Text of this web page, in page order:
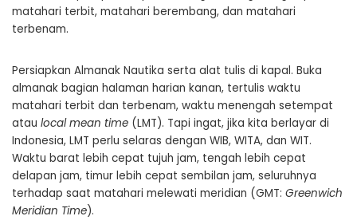
matahari terbit, matahari berembang, dan matahari
terbenam.
Persiapkan Almanak Nautika serta alat tulis di kapal. Buka
almanak bagian halaman harian kanan, tertulis waktu
matahari terbit dan terbenam, waktu menengah setempat
atau local mean time (LMT). Tapi ingat, jika kita berlayar di
Indonesia, LMT perlu selaras dengan WIB, WITA, dan WIT.
Waktu barat lebih cepat tujuh jam, tengah lebih cepat
delapan jam, timur lebih cepat sembilan jam, seluruhnya
terhadap saat matahari melewati meridian (GMT: Greenwich
Meridian Time).